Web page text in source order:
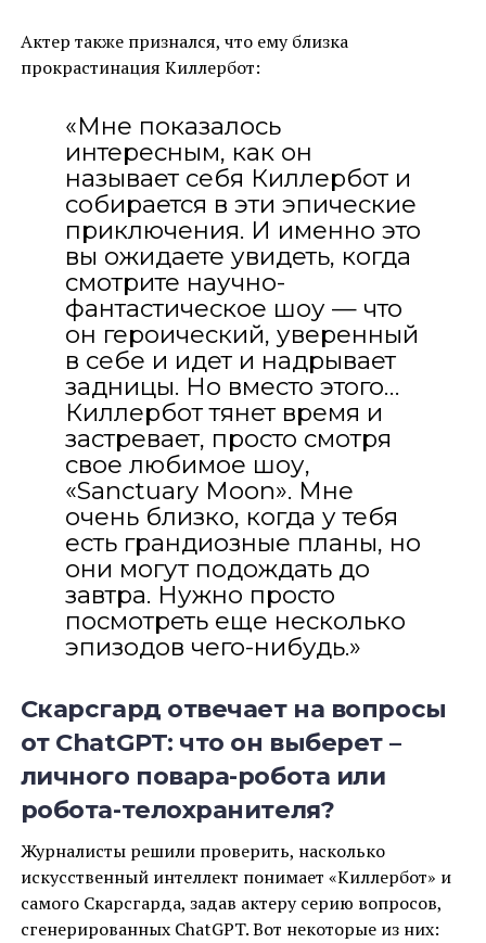
Актер также признался, что ему близка
прокрастинация Киллербот:
«Мне показалось
интересным, как он
называет себя Киллербот и
собирается в эти эпические
приключения. И именно это
вы ожидаете увидеть, когда
смотрите научно-
фантастическое шоу — что
он героический, уверенный
в себе и идет и надрывает
задницы. Но вместо этого…
Киллербот тянет время и
застревает, просто смотря
свое любимое шоу,
«Sanctuary Moon». Мне
очень близко, когда у тебя
есть грандиозные планы, но
они могут подождать до
завтра. Нужно просто
посмотреть еще несколько
эпизодов чего-нибудь.»
Скарсгард отвечает на вопросы
от ChatGPT: что он выберет –
личного повара-робота или
робота-телохранителя?
Журналисты решили проверить, насколько
искусственный интеллект понимает «Киллербот» и
самого Скарсгарда, задав актеру серию вопросов,
сгенерированных ChatGPT. Вот некоторые из них: